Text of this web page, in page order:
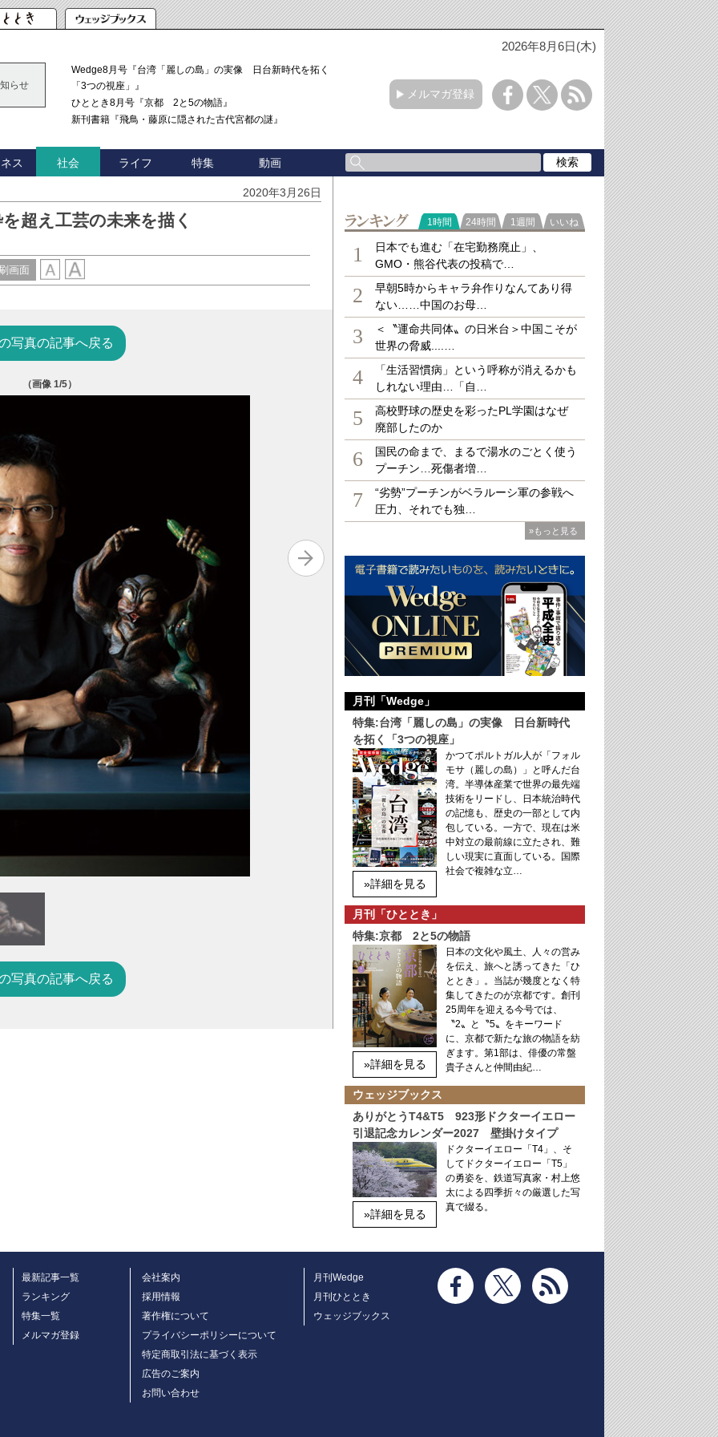
2026年8月6日(木)
らせ
Wedge8月号『台湾「麗しの島」の実像 日台新時代を拓く
「3つの視座」』
ひととき8月号『京都 2と5の物語』
新刊書籍『飛鳥・藤原に隠された古代宮都の謎』
メルマガ登録
ス 社会 ライフ 特集 動画
2020年3月26日
超え工芸の未来を描く
画面
写真の記事へ戻る
（画像1/5）
花尽くし・花鳥蒔絵 宝珠型九段組み盃 （Φ68mm×H73mm）
写真の記事へ戻る
ラ
1時間 24時間 1週間 いいね
1
日本でも進む「在宅勤務廃止」、
GMO・熊谷代表の投稿で…
2
早朝5時からキャラ弁作りなんてあり得
ない……中国のお母…
3
＜〝運命共同体〟の日米台＞中国こそが
世界の脅威....…
4
「生活習慣病」という呼称が消えるかも
しれない理由…「自…
5
高校野球の歴史を彩ったPL学園はなぜ
廃部したのか
6
国民の命まで、まるで湯水のごとく使う
プーチン…死傷者増…
7
“劣勢”プーチンがベラルーシ軍の参戦へ
圧力、それでも独…
»もっと見る
月刊「Wedge」
特集:台湾「麗しの島」の実像 日台新時代
を拓く「3つの視座」
»詳細を見る
かつてポルトガル人が「フォル
モサ（麗しの島）」と呼んだ台
湾。半導体産業で世界の最先端
技術をリードし、日本統治時代
の記憶も、歴史の一部として内
包している。一方で、現在は米
中対立の最前線に立たされ、難
しい現実に直面している。国際
社会で複雑な立…
月刊「ひととき」
特集:京都 2と5の物語
»詳細を見る
日本の文化や風土、人々の営み
を伝え、旅へと誘ってきた「ひ
ととき」。当誌が幾度となく特
集してきたのが京都です。創刊
25周年を迎える今号では、
〝2〟と〝5〟をキーワード
に、京都で新たな旅の物語を紡
ぎます。第1部は、俳優の常盤
貴子さんと仲間由紀…
ウェッジブックス
ありがとうT4&T5 923形ドクターイエロー
引退記念カレンダー2027 壁掛けタイプ
»詳細を見る
ドクターイエロー「T4」、そ
してドクターイエロー「T5」
の勇姿を、鉄道写真家・村上悠
太による四季折々の厳選した写
真で綴る。
最新記事一覧
ランキング
特集一覧
メルマガ登録
会社案内
採用情報
著作権について
プライバシーポリシーについて
特定商取引法に基づく表示
広告のご案内
お問い合わせ
月刊Wedge
月刊ひととき
ウェッジブックス